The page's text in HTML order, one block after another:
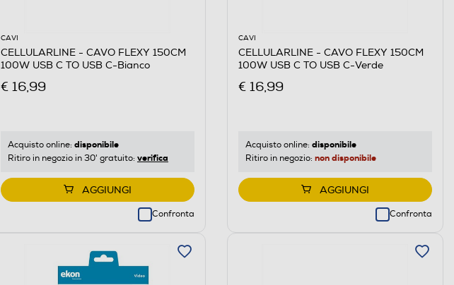
CAVI
CELLULARLINE - CAVO FLEXY 150CM
100W USB C TO USB C-Bianco
€ 16,99
Acquisto online: disponibile
Ritiro in negozio in 30' gratuito: verifica
AGGIUNGI
Confronta
CAVI
CELLULARLINE - CAVO FLEXY 150CM
100W USB C TO USB C-Verde
€ 16,99
Acquisto online: disponibile
Ritiro in negozio: non disponibile
AGGIUNGI
Confronta